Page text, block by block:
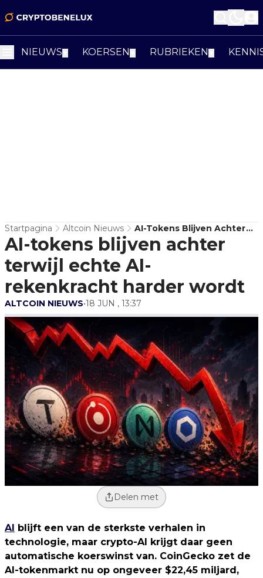
NIEUWS KOERSEN RUBRIEKEN
Startpagina Altcoin Nieuws
AI-Tokens Blijven Achter
Terwijl Echte AI-
Rekenkracht Harder Wordt
AI-tokens blijven achter
terwijl echte AI-
rekenkracht harder wordt
ALTCOIN NIEUWS•18 JUN , 13:37
Delen met
AI blijft een van de sterkste verhalen in
technologie, maar crypto-AI krijgt daar geen
automatische koerswinst van. CoinGecko zet de
AI-tokenmarkt nu op ongeveer $22,45 miljard,